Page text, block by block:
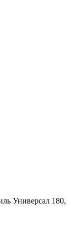
Универсал 180,